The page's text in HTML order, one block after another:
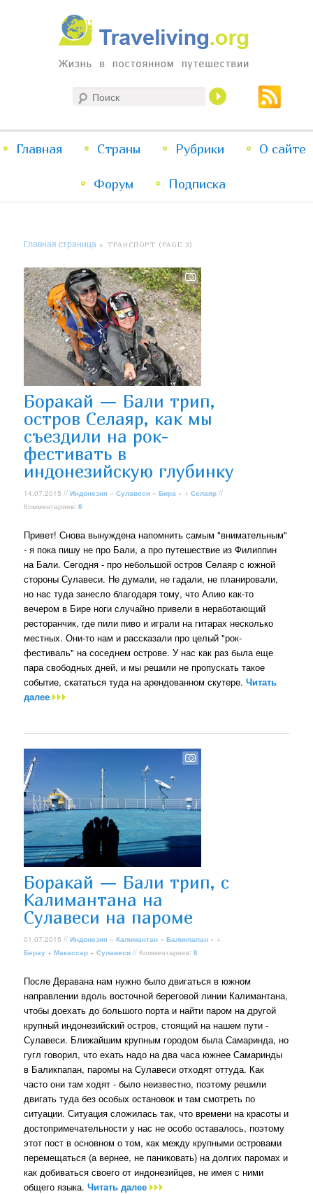
Traveliving
Жизнь в постоянном путешествии
меню
Перейти
к
Перейти
к
Главная Страны Рубрики О сайте
Форум Подписка
Главная страница » ТРАНСПОРТ (PAGE 2)
Боракай — Бали трип,
остров Селаяр, как мы
съездили на рок-
фестивать в
индонезийскую глубинку
14.07.2015 //Индонезия »Сулавеси »Бира » +Селаяр //
Комментариев:6
Привет! Снова вынуждена напомнить самым "внимательным"
- я пока пишу не про Бали, а про путешествие из Филиппин
на Бали. Сегодня - про небольшой остров Селаяр с южной
стороны Сулавеси. Не думали, не гадали, не планировали,
но нас туда занесло благодаря тому, что Алию как-то
вечером в Бире ноги случайно привели в неработающий
ресторанчик, где пили пиво и играли на гитарах несколько
местных. Они-то нам и рассказали про целый "рок-
фестиваль" на соседнем острове. У нас как раз была еще
пара свободных дней, и мы решили не пропускать такое
событие, скататься туда на арендованном скутере.Читать
далее
Боракай — Бали трип, с
Калимантана на
Сулавеси на пароме
01.07.2015 //Индонезия »Калимантан »Баликпапан » +
Берау +Макассар +Сулавеси // Комментариев:8
После Деравана нам нужно было двигаться в южном
направлении вдоль восточной береговой линии Калимантана,
чтобы доехать до большого порта и найти паром на другой
крупный индонезийский остров, стоящий на нашем пути -
Сулавеси. Ближайшим крупным городом была Самаринда, но
гугл говорил, что ехать надо на два часа южнее Самаринды
в Баликпапан, паромы на Сулавеси отходят оттуда. Как
часто они там ходят - было неизвестно, поэтому решили
двигать туда без особых остановок и там смотреть по
ситуации. Ситуация сложилась так, что времени на красоты и
достопримечательности у нас не особо оставалось, поэтому
этот пост в основном о том, как между крупными островами
перемещаться (а вернее, не паниковать) на долгих паромах и
как добиваться своего от индонезийцев, не имея с ними
общего языка.Читать далее